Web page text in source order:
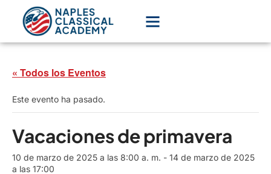
« Todos los Eventos
Este evento ha pasado.
Vacaciones de primavera
10 de marzo de 2025 a las 8:00 a. m. - 14 de marzo de 2025
a las 17:00